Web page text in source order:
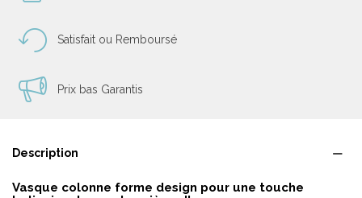
Satisfait ou Remboursé
Prix bas Garantis
Description
Vasque colonne forme design pour une touche